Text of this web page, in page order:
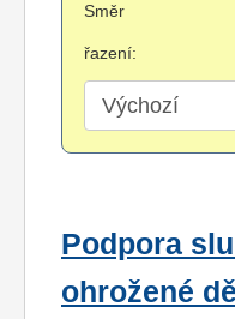
Směr
řazení:
Podpora
ohrožené